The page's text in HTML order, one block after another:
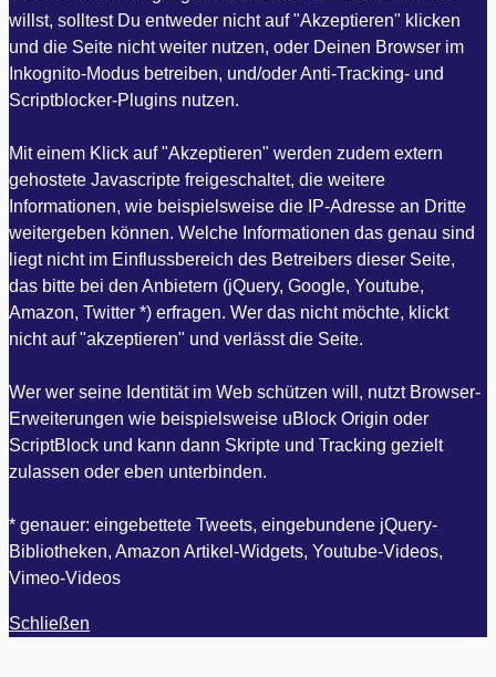
willst, solltest Du entweder nicht auf "Akzeptieren" klicken
und die Seite nicht weiter nutzen, oder Deinen Browser im
Inkognito-Modus betreiben, und/oder Anti-Tracking- und
Scriptblocker-Plugins nutzen.
Mit einem Klick auf "Akzeptieren" werden zudem extern
gehostete Javascripte freigeschaltet, die weitere
Informationen, wie beispielsweise die IP-Adresse an Dritte
weitergeben können. Welche Informationen das genau sind
liegt nicht im Einflussbereich des Betreibers dieser Seite,
das bitte bei den Anbietern (jQuery, Google, Youtube,
Amazon, Twitter *) erfragen. Wer das nicht möchte, klickt
nicht auf "akzeptieren" und verlässt die Seite.
Wer wer seine Identität im Web schützen will, nutzt Browser-
Erweiterungen wie beispielsweise uBlock Origin oder
ScriptBlock und kann dann Skripte und Tracking gezielt
zulassen oder eben unterbinden.
* genauer: eingebettete Tweets, eingebundene jQuery-
Bibliotheken, Amazon Artikel-Widgets, Youtube-Videos,
Vimeo-Videos
Schließen